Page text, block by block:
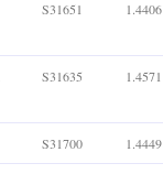
S31651 1.4406
S31635 1.4571
S31700 1.4449